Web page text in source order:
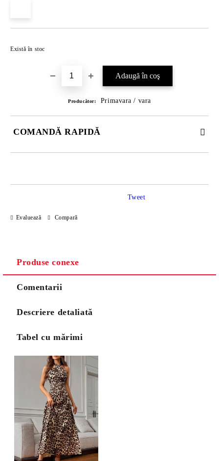
Există în stoc
Producător: Primavara / vara
COMANDĂ RAPIDĂ
Evaluează Compară
Tweet
Produse conexe
Comentarii
Descriere detaliată
Tabel cu mărimi